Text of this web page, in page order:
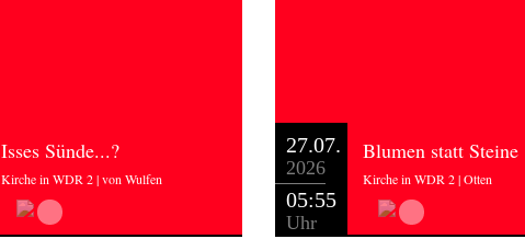
Isses Sünde...?
Kirche in WDR 2 | von Wulfen
27.07.
2026
05:55
Uhr
Blumen statt Steine
Kirche in WDR 2 | Otten